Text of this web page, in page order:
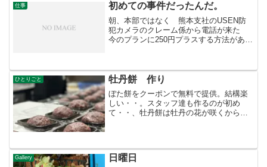
仕事 初めての事件だったんだ。
朝、本部ではなく 熊本支社のUSEN防
犯カメラのクレーム係から電話が来た
今のプランに250円プラスする方法があり
たのは初めてだそう...
ひとりごと 牡丹餅 作り
ぼた餅をクーポンで無料で提供。結構楽
しい・・。スタッフ達も作るのが初め
て・・、牡丹餅は牡丹の花が咲くからだ
んかいいもんだ。なぜかコン...
Gallery 日曜日